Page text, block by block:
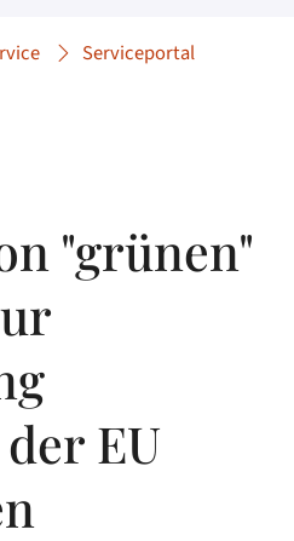
Serviceportal
"grünen"
EU